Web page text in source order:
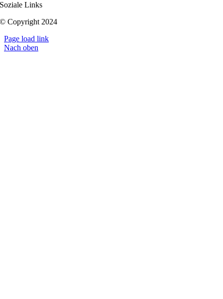
Soziale Links
© Copyright 2024
Page load link
Nach oben